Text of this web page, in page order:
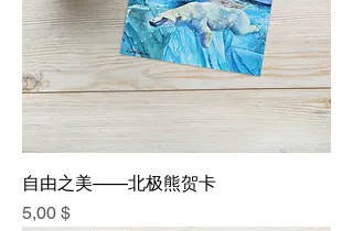
自由之美——北极熊贺卡
價格
5,00 $